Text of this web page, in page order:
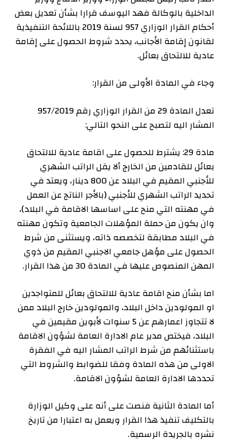
الداخلية بالوكالة فهد اليوسف قرارا بشأن تعديل بعض
أحكام القرار الوزاري 957 لسنة 2019 باللائحة التنفيذية
لقانون إقامة الأجانب، يحدد شروط الحصول على إقامة
عادية للالتحاق بعائل.
وجاء في المادة الأولى من القرار:
تعدل المادة 29 من القرار الوزاري رقم 957/2019
المشار اليه لتصبح على النحو التالي:
مادة 29: يشترط للحصول على اقامة عادية للالتحاق
بعائل للقادمين من الخارج ألا يقل الراتب الشهري
للأجنبي المقيم في البلاد عن 800 دينار، ويعتد في
تحديد الراتب الشهري للأجنبي (بالأجر الناتج عن العمل
في مهنته التي منح على اساسها الاقامة في البلاد)،
وان يكون من حملة المؤهلات الجامعية وتكون مهنته
في البلاد مطابقة لتخصصه ذاته، ويستثنى من شرط
الحصول على مؤهل جامعي الاجنبي المقيم من ذوي
المهن المنصوص عليها في المادة 30 من هذا القرار.
اما بشأن منح اقامة عادية للالتحاق بعائل للمتواجدين
او المولودين داخل البلاد، والمولودين خارج البلاد ممن
لا تتجاوز اعمارهم عن 5 سنوات لأبوين مقيمين في
البلاد، فيختص مدير عام الادارة العامة لشؤون الاقامة
باستثنائهم من شرط الراتب المشار اليه في الفقرة
الاولى من هذه المادة وفقا للضوابط والشروط التي
تحددها الادارة العامة لشؤون الاقامة.
أما المادة الثانية فنصت على أنه على وكيل الوزارة
بالتكليف تنفيذ هذا القرار ويعمل به اعتبارا من تاريخ
نشره بالجريدة الرسمية.